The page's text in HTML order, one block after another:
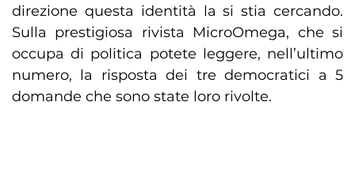
direzione questa identità la si stia cercando.
Sulla prestigiosa rivista MicroOmega, che si
occupa di politica potete leggere, nell’ultimo
numero, la risposta dei tre democratici a 5
domande che sono state loro rivolte.